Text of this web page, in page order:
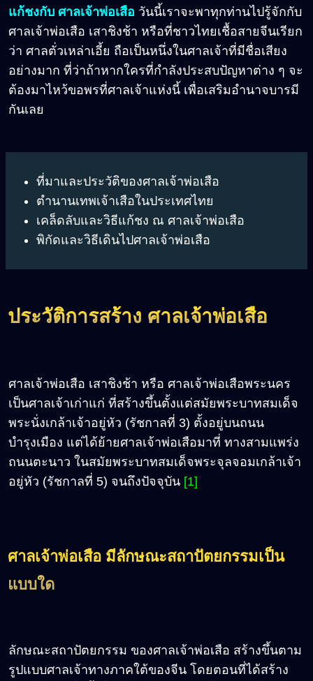
แก้ชงกับ ศาลเจ้าพ่อเสือ วันนี้เราจะพาทุกท่านไปรู้จักกับ
ศาลเจ้าพ่อเสือ เสาชิงช้า หรือที่ชาวไทยเชื้อสายจีนเรียก
ว่า ศาลตั่วเหล่าเอี้ย ถือเป็นหนึ่งในศาลเจ้าที่มีชื่อเสียง
อย่างมาก ที่ว่าถ้าหากใครที่กำลังประสบปัญหาต่าง ๆ จะ
ต้องมาไหว้ขอพรที่ศาลเจ้าแห่งนี้ เพื่อเสริมอำนาจบารมี
กันเลย
ที่มาและประวัติของศาลเจ้าพ่อเสือ
ตำนานเทพเจ้าเสือในประเทศไทย
เคล็ดลับและวิธีแก้ชง ณ ศาลเจ้าพ่อเสือ
พิกัดและวิธีเดินไปศาลเจ้าพ่อเสือ
ประวัติการสร้าง ศาลเจ้าพ่อเสือ
ศาลเจ้าพ่อเสือ เสาชิงช้า หรือ ศาลเจ้าพ่อเสือพระนคร
เป็นศาลเจ้าเก่าแก่ ที่สร้างขึ้นตั้งแต่สมัยพระบาทสมเด็จ
พระนั่งเกล้าเจ้าอยู่หัว (รัชกาลที่ 3) ตั้งอยู่บนถนน
บำรุงเมือง แต่ได้ย้ายศาลเจ้าพ่อเสือมาที่ ทางสามแพร่ง
ถนนตะนาว ในสมัยพระบาทสมเด็จพระจุลจอมเกล้าเจ้า
อยู่หัว (รัชกาลที่ 5) จนถึงปัจจุบัน [1]
ศาลเจ้าพ่อเสือ มีลักษณะสถาปัตยกรรมเป็น
แบบใด
ลักษณะสถาปัตยกรรม ของศาลเจ้าพ่อเสือ สร้างขึ้นตาม
รูปแบบศาลเจ้าทางภาคใต้ของจีน โดยตอนที่ได้สร้าง